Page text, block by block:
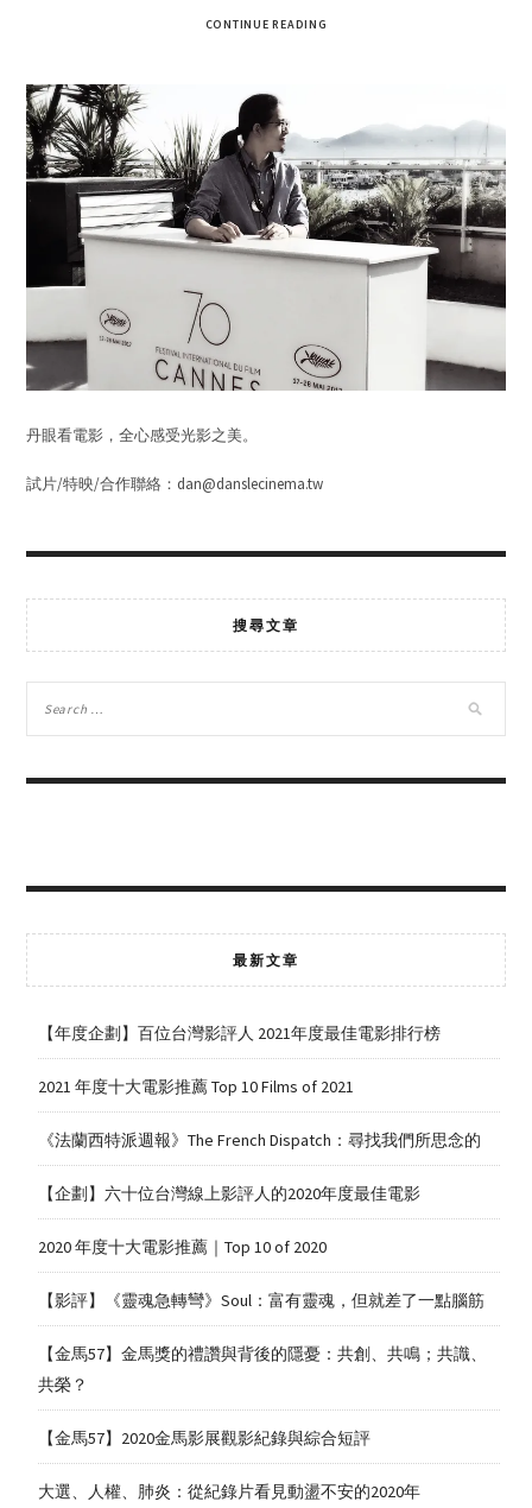
CONTINUE READING
丹眼看電影，全心感受光影之美。
試片/特映/合作聯絡：dan@danslecinema.tw
搜尋文章
最新文章
【年度企劃】百位台灣影評人 2021年度最佳電影排行榜
2021 年度十大電影推薦 Top 10 Films of 2021
《法蘭西特派週報》The French Dispatch：尋找我們所思念的
【企劃】六十位台灣線上影評人的2020年度最佳電影
2020 年度十大電影推薦｜Top 10 of 2020
【影評】《靈魂急轉彎》Soul：富有靈魂，但就差了一點腦筋
【金馬57】金馬獎的禮讚與背後的隱憂：共創、共鳴；共識、
共榮？
【金馬57】2020金馬影展觀影紀錄與綜合短評
大選、人權、肺炎：從紀錄片看見動盪不安的2020年